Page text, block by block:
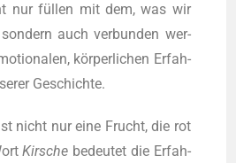
nur fül­len mit dem, was wir
son­dern auch ver­bun­den wer­
kör­per­li­chen Erfah­
Geschichte.
nicht nur eine Frucht, die rot
Kir­sche bedeu­tet die Erfah­